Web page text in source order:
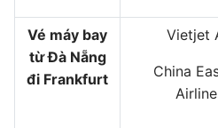
Vé máy bay
từ Đà Nẵng
đi Frankfurt
Vietjet
China